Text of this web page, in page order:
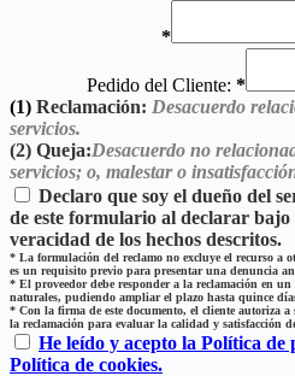
*
Pedido del Cliente: *
(1) Reclamación: Desacuerdo
servicios.
(2) Queja:Desacuerdo no
servicios; o, malestar o
Declaro que soy el dueño del
de este formulario al declarar
veracidad de los hechos descritos.
* La formulación del reclamo no excluye el recurso a
es un requisito previo para presentar una denuncia
* El proveedor debe responder a la reclamación en
naturales, pudiendo ampliar el plazo hasta quince
* Con la firma de este documento, el cliente autoriza
la reclamación para evaluar la calidad y satisfacción
He leído y acepto la Política
Política de cookies.